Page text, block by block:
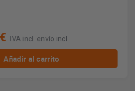
IVA incl. envío incl.
Añadir al carrito